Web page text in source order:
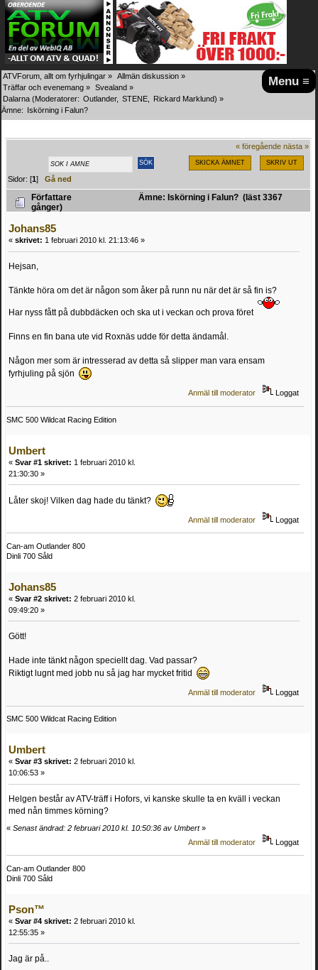
Menu ≡
ATVForum, allt om fyrhjulingar » Allmän diskussion »
Träffar och evenemang » Svealand »
Dalarna (Moderatorer: Outlander, STENE Rickard Marklund) »
Ämne: Iskörning i Falun?
« föregående nästa »
SKICKA ÄMNET SKRIV UT
Sidor: [1]Gå ned
Författare
Ämne: Iskörning i Falun? (läst 3367
gånger)
Johans85
« skrivet: 1 februari 2010 kl. 21:13:46 »
Hejsan,
Tänkte höra om det är någon som åker på runn nu när det är så fin is?
Har nyss fått på dubbdäcken och ska ut i veckan och prova föret
Finns en fin bana ute vid Roxnäs udde för detta ändamål.
Någon mer som är intresserad av detta så slipper man vara ensam
fyrhjuling på sjön
Anmäl till moderator Loggat
SMC 500 Wildcat Racing Edition
Umbert
« Svar #1 skrivet: 1 februari 2010 kl.
21:30:30 »
Låter skoj! Vilken dag hade du tänkt?
Anmäl till moderator Loggat
Can-am Outlander 800
Dinli 700 Såld
Johans85
« Svar #2 skrivet: 2 februari 2010 kl.
09:49:20 »
Gött!
Hade inte tänkt någon speciellt dag. Vad passar?
Riktigt lugnt med jobb nu så jag har mycket fritid
Anmäl till moderator Loggat
SMC 500 Wildcat Racing Edition
Umbert
« Svar #3 skrivet: 2 februari 2010 kl.
10:06:53 »
Helgen består av ATV-träff i Hofors, vi kanske skulle ta en kväll i veckan
med nån timmes körning?
« Senast ändrad: 2 februari 2010 kl. 10:50:36 av Umbert»
Anmäl till moderator
Loggat
Can-am Outlander 800
Dinli 700 Såld
Pson™
« Svar #4 skrivet: 2 februari 2010 kl.
12:55:35 »
Jag är på..